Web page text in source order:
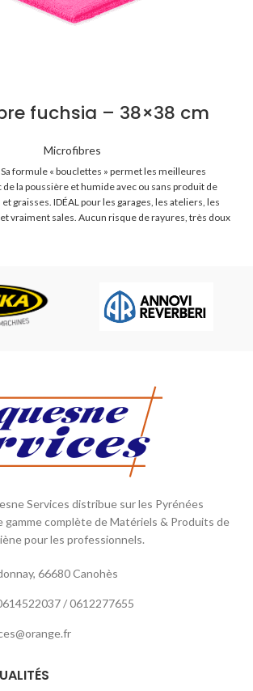
fuchsia – 38×38 cm
Microfibres
Sa formule « bouclettes » permet les meilleures
de la poussière et humide avec ou sans produit de
graisses. IDÉAL pour les garages, les ateliers, les
vraiment sales. Aucun risque de rayures, très doux
Services distribue sur les Pyrénées
gamme complète de Matériels & Produits de
pour les professionnels.
66680 Canohès
/ 0612277655